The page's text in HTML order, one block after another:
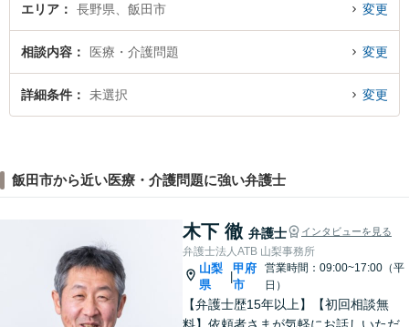
エリア 長野県、飯田市 変更
相談内容 医療・介護問題 変更
詳細条件 未選択 変更
飯田市から近い医療・介護問題に強い弁護士
木下 徹 弁護士 インタビューを見る
弁護士法人ATB 山梨事務所
山梨
県
|
甲府
市
営業時間：09:00~17:00（平
日）
【弁護士歴15年以上】【初回相談無
料】依頼者さまが気軽にお話しいただ